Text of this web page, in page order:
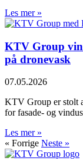
Les mer »
KTV Group
på dronevask
07.05.2026
KTV Group er stolt
for fasade- og
Les mer »
« Forrige Neste »